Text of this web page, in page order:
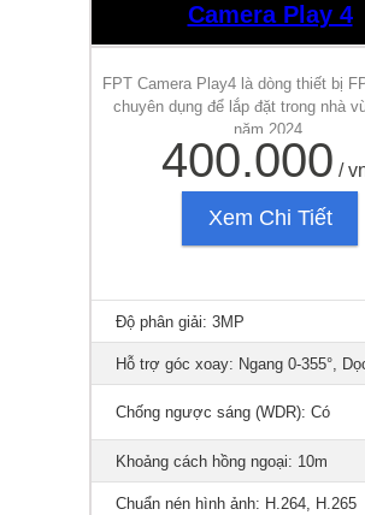
Camera Play 4
FPT Camera Play4 là dòng thiết bị
chuyên dụng để lắp đặt trong nhà
năm 2024.
400.000 /
Xem Chi Tiết
Độ phân giải: 3MP
Hỗ trợ góc xoay: Ngang 0-355°,
Chống ngược sáng (WDR): Có
Khoảng cách hồng ngoại: 10m
Chuẩn nén hình ảnh: H.264, H.265